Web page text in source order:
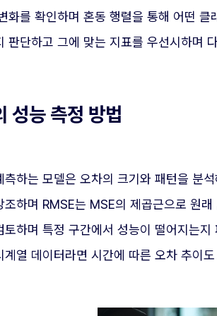
화를 확인하며 혼동 행렬을 통해 어떤
판단하고 그에 맞는 지표를 우선시하며
성능 측정 방법
측하는 모델은 오차의 크기와 패턴을 분
조하며 RMSE는 MSE의 제곱근으로 원
토하며 특정 구간에서 성능이 떨어지는
계열 데이터라면 시간에 따른 오차 추이